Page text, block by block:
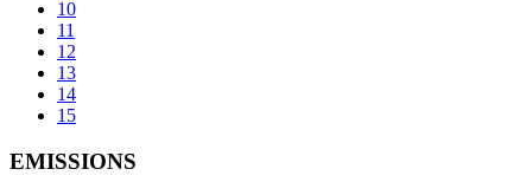
10
11
12
13
14
15
EMISSIONS